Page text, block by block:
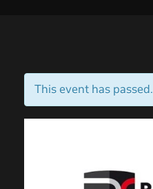
This event has passed.